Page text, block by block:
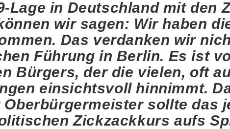
Lage in Deutschland mit den
wir sagen: Wir haben
Das verdanken wir
Führung in Berlin. Es ist
Bürgers, der die vielen, oft
einsichtsvoll hinnimmt.
sollte das
Zickzackkurs aufs